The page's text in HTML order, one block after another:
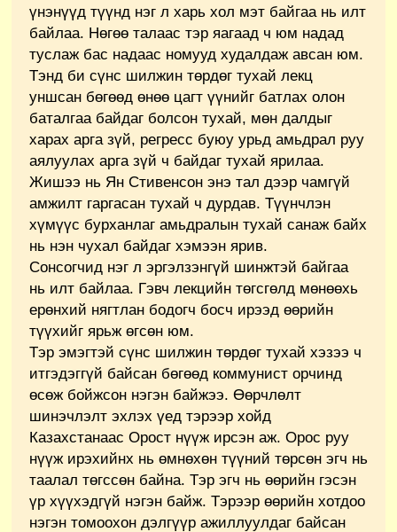
үнэнүүд түүнд нэг л харь хол мэт байгаа нь илт
байлаа. Нөгөө талаас тэр яагаад ч юм надад
туслаж бас надаас номууд худалдаж авсан юм.
Тэнд би сүнс шилжин төрдөг тухай лекц
уншсан бөгөөд өнөө цагт үүнийг батлах олон
баталгаа байдаг болсон тухай, мөн далдыг
харах арга зүй, регресс буюу урьд амьдрал руу
аялуулах арга зүй ч байдаг тухай ярилаа.
Жишээ нь Ян Стивенсон энэ тал дээр чамгүй
амжилт гаргасан тухай ч дурдав. Түүнчлэн
хүмүүс бурханлаг амьдралын тухай санаж байх
нь нэн чухал байдаг хэмээн ярив.
Сонсогчид нэг л эргэлзэнгүй шинжтэй байгаа
нь илт байлаа. Гэвч лекцийн төгсгөлд мөнөөхь
ерөнхий нягтлан бодогч босч ирээд өөрийн
түүхийг ярьж өгсөн юм.
Тэр эмэгтэй сүнс шилжин төрдөг тухай хэзээ ч
итгэдэггүй байсан бөгөөд коммунист орчинд
өсөж бойжсон нэгэн байжээ. Өөрчлөлт
шинэчлэлт эхлэх үед тэрээр хойд
Казахстанаас Орост нүүж ирсэн аж. Орос руу
нүүж ирэхийнх нь өмнөхөн түүний төрсөн эгч нь
таалал төгссөн байна. Тэр эгч нь өөрийн гэсэн
үр хүүхэдгүй нэгэн байж. Тэрээр өөрийн хотдоо
нэгэн томоохон дэлгүүр ажиллуулдаг байсан